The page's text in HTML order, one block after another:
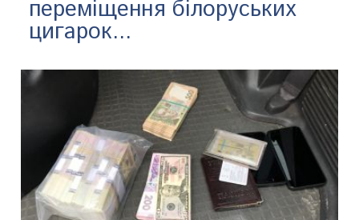
переміщення білоруських
цигарок...